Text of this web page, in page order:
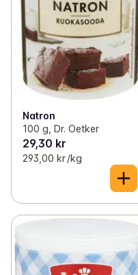
Natron
100 g, Dr. Oetker
29,30 kr
293,00 kr /kg